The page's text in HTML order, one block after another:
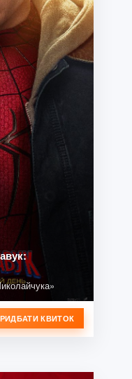
КВИТОК